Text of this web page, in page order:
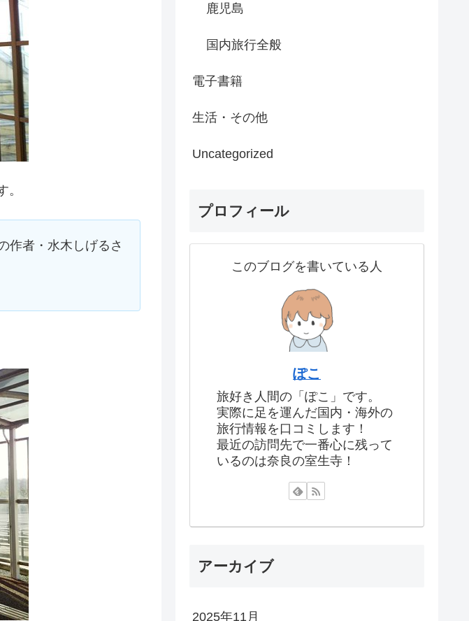
。
作者・水木しげるさ
鹿児島
国内旅行全般
電子書籍
生活・その他
Uncategorized
プロフィール
このブログを書いている人
ぽこ
旅好き人間の「ぽこ」です。
実際に足を運んだ国内・海外の
旅行情報を口コミします！
最近の訪問先で一番心に残って
いるのは奈良の室生寺！
アーカイブ
2025年11月